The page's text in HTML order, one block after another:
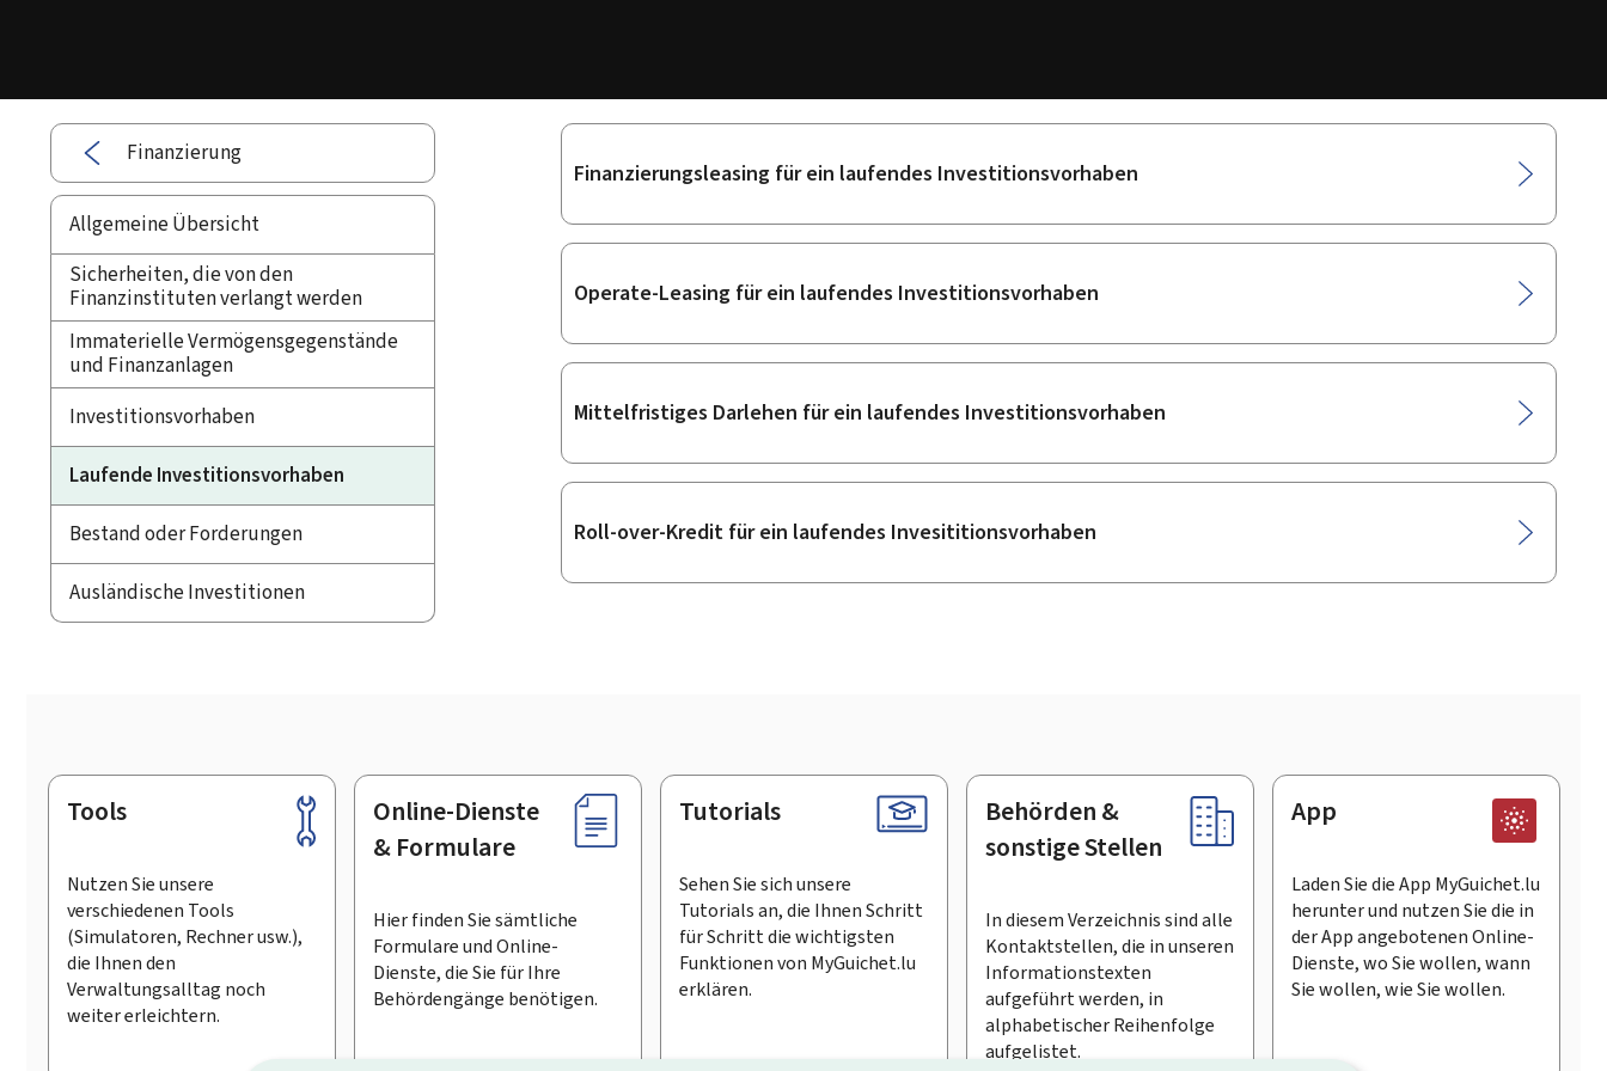
Finanzierung
Allgemeine Übersicht
Sicherheiten, die von den
Finanzinstituten verlangt werden
Immaterielle Vermögensgegenstände
und Finanzanlagen
Investitionsvorhaben
Laufende Investitionsvorhaben
Bestand oder Forderungen
Ausländische Investitionen
Unterrubriken
Finanzierungsleasing für ein laufendes Investitionsvorhaben
Operate-Leasing für ein laufendes Investitionsvorhaben
Mittelfristiges Darlehen für ein laufendes Investitionsvorhaben
Roll-over-Kredit für ein laufendes Invesititionsvorhaben
Footer
Tools
Nutzen Sie unsere
verschiedenen Tools
(Simulatoren, Rechner usw.),
die Ihnen den
Verwaltungsalltag noch
weiter erleichtern.
Online-Dienste
& Formulare
Hier finden Sie sämtliche
Formulare und Online-
Dienste, die Sie für Ihre
Behördengänge benötigen.
Tutorials
Sehen Sie sich unsere
Tutorials an, die Ihnen Schritt
für Schritt die wichtigsten
Funktionen von MyGuichet.lu
erklären.
Behörden &
sonstige Stellen
In diesem Verzeichnis sind alle
Kontaktstellen, die in unseren
Informationstexten
aufgeführt werden, in
alphabetischer Reihenfolge
aufgelistet.
App
Laden Sie die App MyGuichet.lu
herunter und nutzen Sie die in
der App angebotenen Online-
Dienste, wo Sie wollen, wann
Sie wollen, wie Sie wollen.